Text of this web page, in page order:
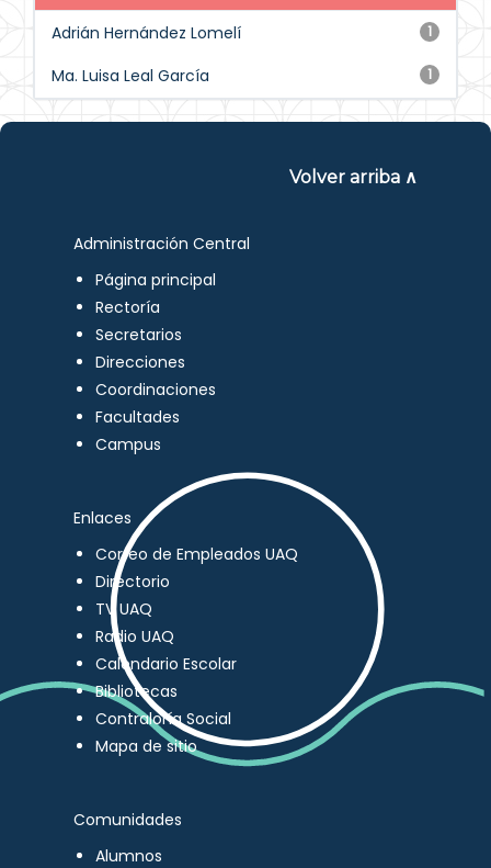
1
Adrián Hernández Lomelí
1
Ma. Luisa Leal García
Volver arriba ∧
Administración Central
Página principal
Rectoría
Secretarios
Direcciones
Coordinaciones
Facultades
Campus
Enlaces
Correo de Empleados UAQ
Directorio
TV UAQ
Radio UAQ
Calendario Escolar
Bibliotecas
Contraloría Social
Mapa de sitio
Comunidades
Alumnos